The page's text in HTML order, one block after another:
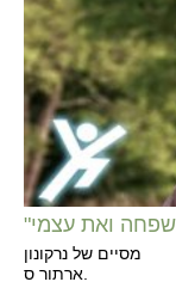
מסיים של נרקונון